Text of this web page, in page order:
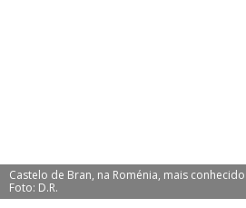
Castelo de Bran, na Roménia, mais
Foto: D.R.